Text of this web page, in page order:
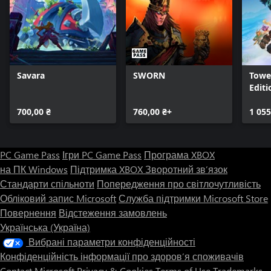
Savara
700,00 ₴
SWORN
760,00 ₴+ 1
PC Game Pass Ігри PC Game Pass Програма XBOX
на ПК Windows Підтримка XBOXЗворотний зв’язок
Стандарти спільноти Попередження про світлочутливість
Обліковий запис MicrosoftСлужба підтримки Microsoft Store
Повернення Відстеження замовлень
Українська (Україна)
Вибрані параметри конфіденційності
Конфіденційність інформації про здоров’я споживачів